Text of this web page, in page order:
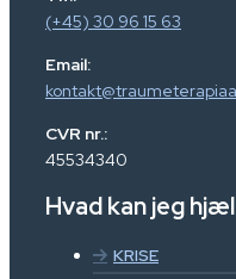
(+45) 30 96 15 63
Email:
CVR nr.:
45534340
Hvad kan jeg
KRISE